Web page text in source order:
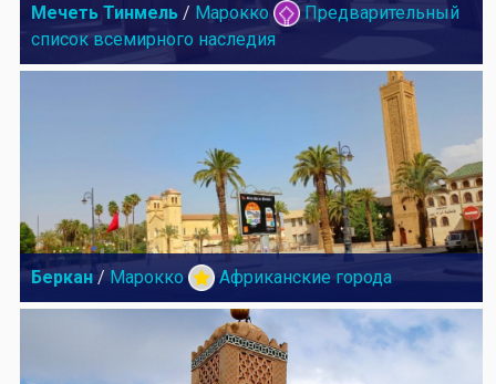
Мечеть Тинмель / Марокко
Предварительный
список всемирного наследия
Беркан / Марокко Африканские города